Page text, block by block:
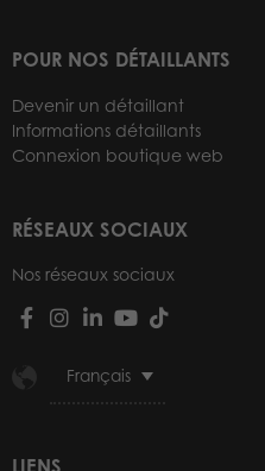
POUR NOS DÉTAILLANTS
Devenir un détaillant
Informations détaillants
Connexion boutique web
RÉSEAUX SOCIAUX
Nos réseaux sociaux
Français